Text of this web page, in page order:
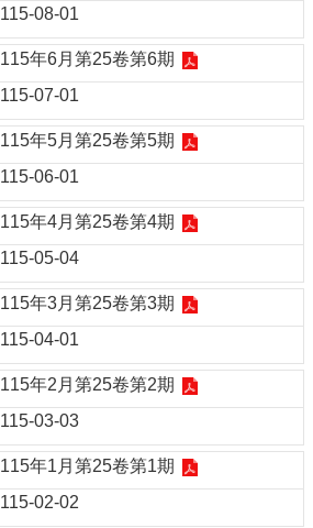
115-08-01
115年6月第25卷第6期
115-07-01
115年5月第25卷第5期
115-06-01
115年4月第25卷第4期
115-05-04
115年3月第25卷第3期
115-04-01
115年2月第25卷第2期
115-03-03
115年1月第25卷第1期
115-02-02